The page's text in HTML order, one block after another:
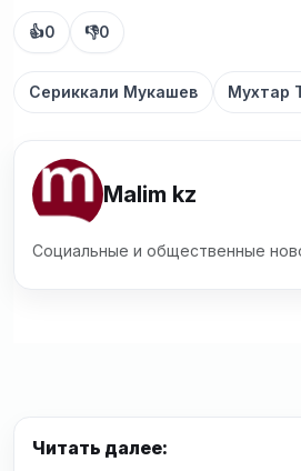
👍0 👎0
Сериккали Мукашев Мухтар
Malim kz
Социальные и общественные
Читать далее: